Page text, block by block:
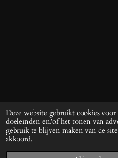
Deze website gebruikt cookies voor
doeleinden en/of het tonen van
gebruik te blijven maken van de
akkoord.